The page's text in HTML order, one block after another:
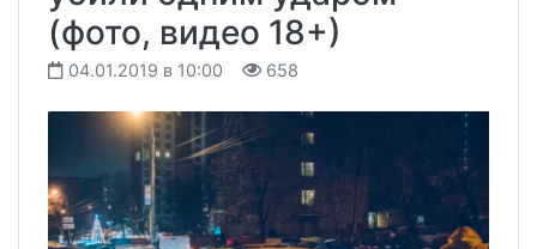
(фото, видео 18+)
04.01.2019 в 10:00 658